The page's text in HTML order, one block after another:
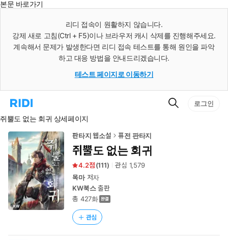
본문 바로가기
리디 접속이 원활하지 않습니다.
강제 새로 고침(Ctrl + F5)이나 브라우저 캐시 삭제를 진행해주세요.
계속해서 문제가 발생한다면 리디 접속 테스트를 통해 원인을 파악
하고 대응 방법을 안내드리겠습니다.
테스트 페이지로 이동하기
리
홈
로
이
동
검
로그인
쥐뿔도 없는 회귀 상세페이지
판타지 웹소설 퓨전 판타지
쥐뿔도 없는 회귀
4.2 (111) 관심 1,579
목마저자
KW북스출판
총 427화
관심